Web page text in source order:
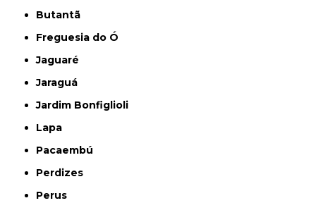
Butantã
Freguesia do Ó
Jaguaré
Jaraguá
Jardim Bonfiglioli
Lapa
Pacaembú
Perdizes
Perus